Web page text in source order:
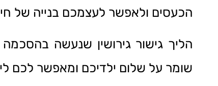
הכעסים ולאפשר לעצמכם בנייה של
הליך גישור גירושין שנעשה
שומר על שלום ילדיכם ומאפשר לכם